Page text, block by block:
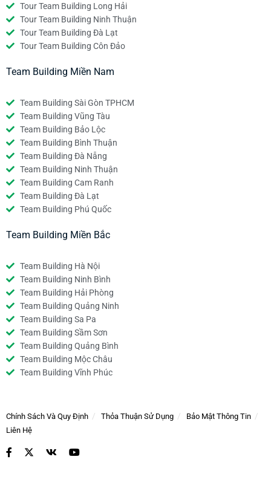
Tour Team Building Long Hải
Tour Team Building Ninh Thuận
Tour Team Building Đà Lạt
Tour Team Building Côn Đảo
Team Building Miền Nam
Team Building Sài Gòn TPHCM
Team Building Vũng Tàu
Team Building Bảo Lộc
Team Building Bình Thuận
Team Building Đà Nẵng
Team Building Ninh Thuận
Team Building Cam Ranh
Team Building Đà Lạt
Team Building Phú Quốc
Team Building Miền Bắc
Team Building Hà Nội
Team Building Ninh Bình
Team Building Hải Phòng
Team Building Quảng Ninh
Team Building Sa Pa
Team Building Sầm Sơn
Team Building Quảng Bình
Team Building Mộc Châu
Team Building Vĩnh Phúc
Chính Sách Và Quy Định Thỏa Thuận Sử Dụng
Bảo Mật Thông Tin
Liên Hệ